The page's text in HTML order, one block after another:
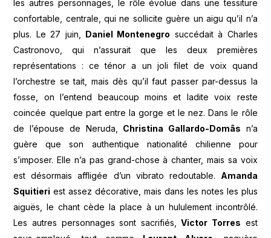
les autres personnages, le rôle évolue dans une tessiture
confortable, centrale, qui ne sollicite guère un aigu qu’il n’a
plus. Le 27 juin,
Daniel Montenegro succédait à Charles
Castronovo, qui n’assurait que les deux premières
représentations : ce ténor a un joli filet de voix quand
l’orchestre se tait, mais dès qu’il faut passer par-dessus la
fosse, on l’entend beaucoup moins et ladite voix reste
coincée quelque part entre la gorge et le nez. Dans le rôle
de l’épouse de Neruda, Christina Gallardo-Domâs n’a
guère que son authentique nationalité chilienne pour
s’imposer. Elle n’a pas grand-chose à chanter, mais sa voix
est désormais affligée d’un vibrato redoutable. Amanda
Squitieri est assez décorative, mais dans les notes les plus
aiguës, le chant cède la place à un hululement incontrôlé.
Les autres personnages sont sacrifiés,Victor Torres est